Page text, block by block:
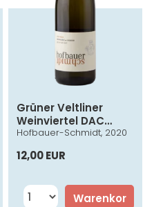
Grüner Veltliner
Weinviertel DAC
Reserve Alte Reben
Hofbauer-Schmidt, 2020
12,00 EUR
Warenkor